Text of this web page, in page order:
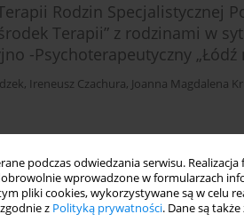
podczas odwiedzania serwisu.
wprowadzone w formularzach
pliki cookies, wykorzystywane są w celu
z Polityką prywatności. Dane są
Rodzin Specjalistycznej
Terapii” z rodzinami w
-Psychoterapeutyczny „Łódź
, Ireneusz Czachura, Joanna Magdalena
i seksualnej różnorodności w